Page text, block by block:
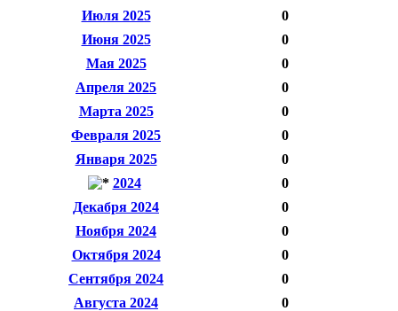
Июля 2025
0
Июня 2025
0
Мая 2025
0
Апреля 2025
0
Марта 2025
0
Февраля 2025
0
Января 2025
0
2024
0
Декабря 2024
0
Ноября 2024
0
Октября 2024
0
Сентября 2024
0
Августа 2024
0